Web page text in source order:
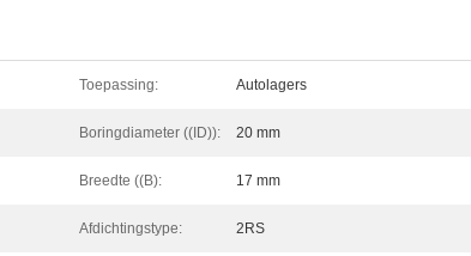
Toepassing: Autolagers
Boringdiameter ((ID)): 20 mm
Breedte ((B): 17 mm
Afdichtingstype: 2RS